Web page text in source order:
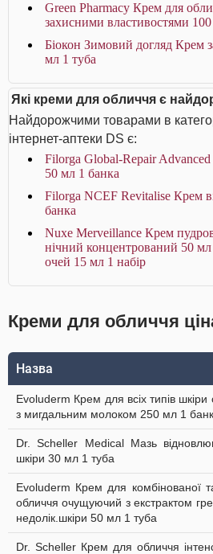
Green Pharmacy Крем для
захисними властивостями
Біокон Зимовий догляд Крем
мл 1 туба
Які креми для обличчя є
Найдорожчими товарами в
інтернет-аптеки DS є:
Filorga Global-Repair
50 мл 1 банка
Filorga NCEF Revitalise Крем
банка
Nuxe Merveillance Крем
нічний концентрований 50
очей 15 мл 1 набір
Креми для обличчя
Назва
Evoluderm Крем для всіх типів шкіри
з мигдальним молоком 250 мл 1
Dr. Scheller Medical Мазь
шкіри 30 мл 1 туба
Evoluderm Крем для комбінованої
обличчя очущуючий з екстрактом
недолік.шкіри 50 мл 1 туба
Dr. Scheller Крем для обличчя